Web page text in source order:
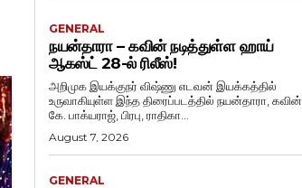
GENERAL
நயன்தாரா – கவின் நடித்துள்ள ஹாய்
ஆகஸ்ட் 28-ல் ரிலீஸ்!
அறிமுக இயக்குநர் விஷ்ணு எடவன் இயக்கத்தில்
உருவாகியுள்ள இந்த திரைப்படத்தில் நயன்தாரா, கவின்,
கே. பாக்யராஜ், பிரபு, ராதிகா...
August 7, 2026
GENERAL